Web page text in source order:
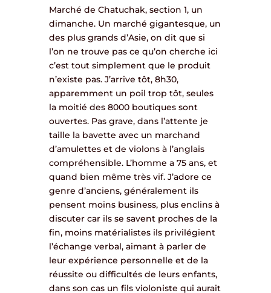
Marché de Chatuchak, section 1, un
dimanche. Un marché gigantesque, un
des plus grands d’Asie, on dit que si
l’on ne trouve pas ce qu’on cherche ici
c’est tout simplement que le produit
n’existe pas. J’arrive tôt, 8h30,
apparemment un poil trop tôt, seules
la moitié des 8000 boutiques sont
ouvertes. Pas grave, dans l’attente je
taille la bavette avec un marchand
d’amulettes et de violons à l’anglais
compréhensible. L’homme a 75 ans, et
quand bien même très vif. J’adore ce
genre d’anciens, généralement ils
pensent moins business, plus enclins à
discuter car ils se savent proches de la
fin, moins matérialistes ils privilégient
l’échange verbal, aimant à parler de
leur expérience personnelle et de la
réussite ou difficultés de leurs enfants,
dans son cas un fils violoniste qui aurait